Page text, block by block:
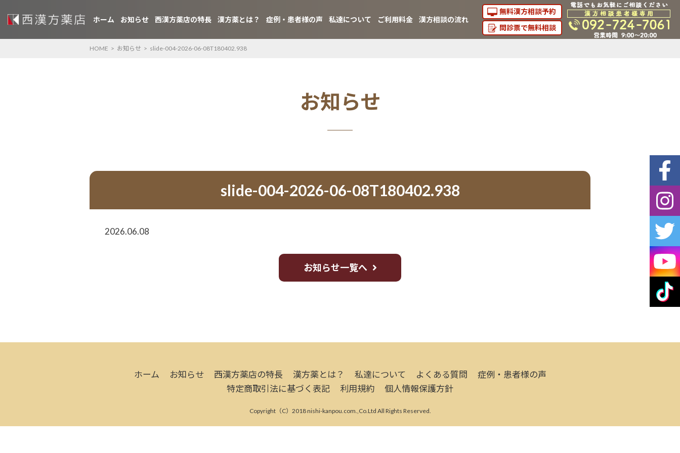
ホーム お知らせ 西漢方薬店の特長 漢方薬とは？ 症例・患者様の声 私達について ご利用料金 漢方相談の流れ
無料漢方相談予約
問診票で無料相談
HOME > お知らせ > slide-004-2026-06-08T180402.938
お知らせ
slide-004-2026-06-08T180402.938
2026.06.08
お知らせ一覧へ
ホーム お知らせ 西漢方薬店の特長 漢方薬とは？ 私達について よくある質問
症例・患者様の声
特定商取引法に基づく表記
利用規約 個人情報保護方針
Copyright（C）2018 nishi-kanpou.com.,Co.Ltd All Rights Reserved.